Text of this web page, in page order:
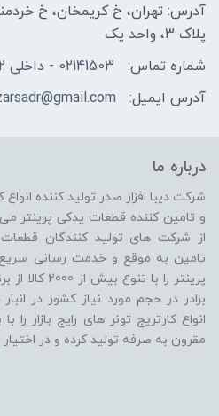
آدرس: تهران، خ کریمخان، خ
پلاک 3، واحد یک
شماره تماس:
02141503 - داخلی 142
آدرس ایمیل:
درباره ما
شرکت دیبا افزار صدر تولید کننده انواع
و تامین کننده قطعات یدکی پرینتر می
از شرکت های تولید کنندگان
تامین به موقع و خدمت رسانی
پرینتر را با
برادر در حجم مورد نیاز کشور در
انواع کارتریج تونر های رایج بازار
مقرون به صرفه تولید کرده و در